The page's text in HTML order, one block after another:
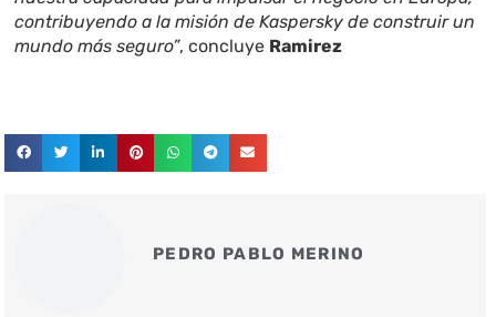
contribuyendo a la misión de Kaspersky de construir un
mundo más seguro”, concluye Ramirez
PEDRO PABLO MERINO